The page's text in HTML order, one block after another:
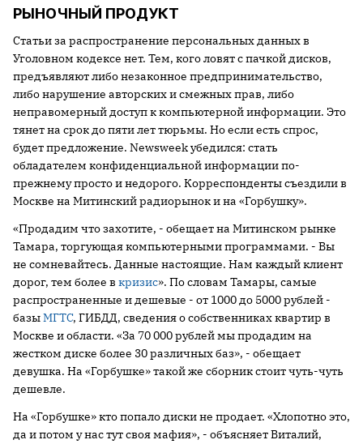
РЫНОЧНЫЙ ПРОДУКТ
Статьи за распространение персональных данных в
Уголовном кодексе нет. Тем, кого ловят с пачкой дисков,
предъявляют либо незаконное предпринимательство,
либо нарушение авторских и смежных прав, либо
неправомерный доступ к компьютерной информации. Это
тянет на срок до пяти лет тюрьмы. Но если есть спрос,
будет предложение. Newsweek убедился: стать
обладателем конфиденциальной информации по-
прежнему просто и недорого. Корреспонденты съездили в
Москве на Митинский радиорынок и на «Горбушку».
«Продадим что захотите, - обещает на Митинском рынке
Тамара, торгующая компьютерными программами. - Вы
не сомневайтесь. Данные настоящие. Нам каждый клиент
дорог, тем более в кризис». По словам Тамары, самые
распространенные и дешевые - от 1000 до 5000 рублей -
базыМГТС, ГИБДД, сведения о собственниках квартир в
Москве и области. «За 70 000 рублей мы продадим на
жестком диске более 30 различных баз», - обещает
девушка. На «Горбушке» такой же сборник стоит чуть-чуть
дешевле.
На «Горбушке» кто попало диски не продает. «Хлопотно это,
да и потом у нас тут своя мафия», - объясняет Виталий,